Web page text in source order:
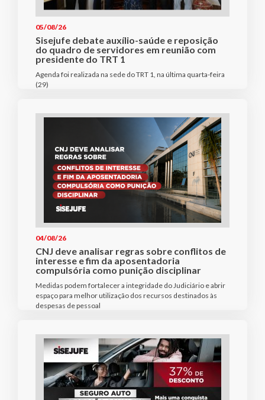
05/08/26
Sisejufe debate auxílio-saúde e reposição
do quadro de servidores em reunião com
presidente do TRT 1
Agenda foi realizada na sede do TRT 1, na última quarta-feira
(29)
04/08/26
CNJ deve analisar regras sobre conflitos de
interesse e fim da aposentadoria
compulsória como punição disciplinar
Medidas podem fortalecer a integridade do Judiciário e abrir
espaço para melhor utilização dos recursos destinados às
despesas de pessoal